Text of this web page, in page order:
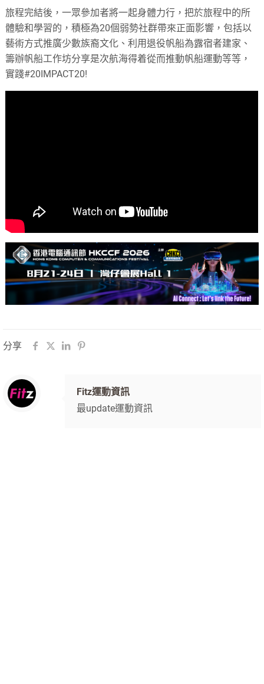
旅程完結後，一眾參加者將一起身體力行，把於旅程中的所
體驗和學習的，積極為20個弱勢社群帶來正面影響，包括以
藝術方式推廣少數族裔文化、利用退役帆船為露宿者建家、
籌辦帆船工作坊分享是次航海得着從而推動帆船運動等等，
實踐#20IMPACT20!
分享
Fitz運動資訊
最update運動資訊